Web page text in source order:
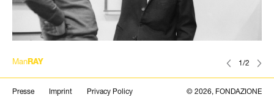
1/2
Man RAY
Presse Imprint Privacy Policy © 2026, FONDAZIONE